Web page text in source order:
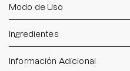
Modo de Uso
Ingredientes
Información Adicional